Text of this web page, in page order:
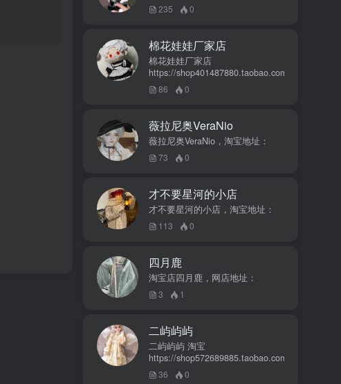
235 0
棉花娃娃厂家店
棉花娃娃厂家店
https://shop401487880.taobao.com/
86 0
薇拉尼奥VeraNio
薇拉尼奥VeraNio，淘宝地址：
73 0
才不要星河的小店
才不要星河的小店，淘宝地址：
113 0
四月鹿
淘宝店四月鹿，网店地址：
3 1
二屿屿屿
二屿屿屿 淘宝
https://shop572689885.taobao.com
36 0